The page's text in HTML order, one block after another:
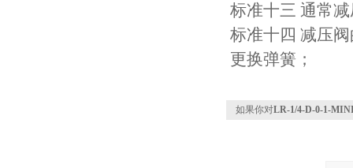
标准十三 通常
标准十四 减压
更换弹簧；
如果你对LR-1/4-D-0-1-